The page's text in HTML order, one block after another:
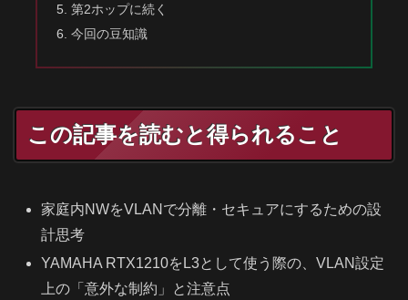
第2ホップに続く
今回の豆知識
この記事を読むと得られること
家庭内NWをVLANで分離・セキュアにするための設
計思考
YAMAHA RTX1210をL3として使う際の、VLAN設定
上の「意外な制約」と注意点